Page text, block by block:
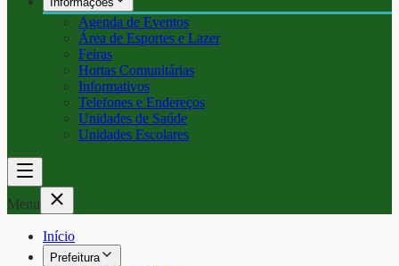
Agenda de Eventos
Área de Esportes e Lazer
Feiras
Hortas Comunitárias
Informativos
Telefones e Endereços
Unidades de Saúde
Unidades Escolares
Menu
Início
Prefeitura